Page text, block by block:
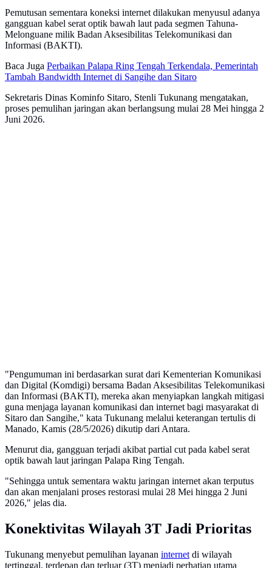
Pemutusan sementara koneksi internet dilakukan menyusul adanya
gangguan kabel serat optik bawah laut pada segmen Tahuna-
Melonguane milik Badan Aksesibilitas Telekomunikasi dan
Informasi (BAKTI).
Baca Juga Perbaikan Palapa Ring Tengah Terkendala, Pemerintah
Tambah Bandwidth Internet di Sangihe dan Sitaro
Sekretaris Dinas Kominfo Sitaro, Stenli Tukunang mengatakan,
proses pemulihan jaringan akan berlangsung mulai 28 Mei hingga 2
Juni 2026.
"Pengumuman ini berdasarkan surat dari Kementerian Komunikasi
dan Digital (Komdigi) bersama Badan Aksesibilitas Telekomunikasi
dan Informasi (BAKTI), mereka akan menyiapkan langkah mitigasi
guna menjaga layanan komunikasi dan internet bagi masyarakat di
Sitaro dan Sangihe," kata Tukunang melalui keterangan tertulis di
Manado, Kamis (28/5/2026) dikutip dari Antara.
Menurut dia, gangguan terjadi akibat partial cut pada kabel serat
optik bawah laut jaringan Palapa Ring Tengah.
"Sehingga untuk sementara waktu jaringan internet akan terputus
dan akan menjalani proses restorasi mulai 28 Mei hingga 2 Juni
2026," jelas dia.
Konektivitas Wilayah 3T Jadi Prioritas
Tukunang menyebut pemulihan layanan internet di wilayah
tertinggal, terdepan dan terluar (3T) menjadi perhatian utama